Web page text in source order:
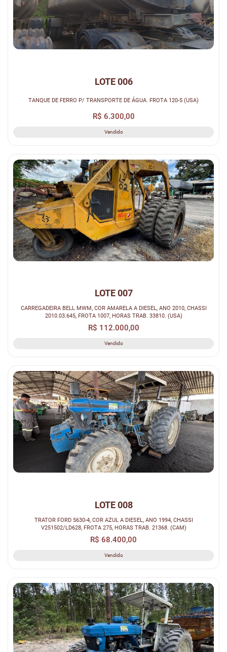
LOTE 006
TANQUE DE FERRO P/ TRANSPORTE DE ÁGUA. FROTA 120-5 (USA)
R$ 6.300,00
Vendido
LOTE 007
CARREGADEIRA BELL MWM, COR AMARELA A DIESEL, ANO 2010, CHASSI
2010.03.645, FROTA 1007, HORAS TRAB. 33810. (USA)
R$ 112.000,00
Vendido
LOTE 008
TRATOR FORD 5630-4, COR AZUL A DIESEL, ANO 1994, CHASSI
V251502/LD628, FROTA 275, HORAS TRAB. 21368. (CAM)
R$ 68.400,00
Vendido